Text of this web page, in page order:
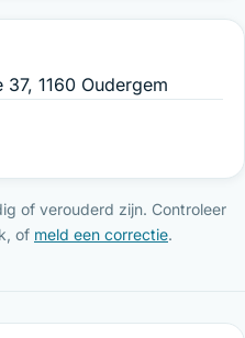
1160 Oudergem
of verouderd zijn. Controleer
of meld een correctie.